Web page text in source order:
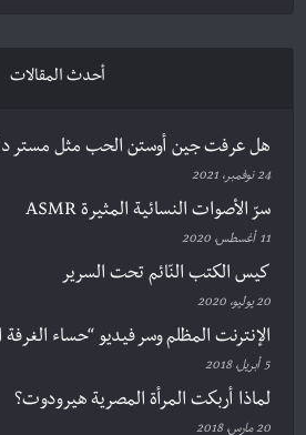
أحدث المقالات
هل عرفت جين أوستن الحب مثل مستر
24 نوفمبر، 2021
سرّ الأصوات النسائية المثيرة ASMR
11 أغسطس، 2020
كيس الكتب النّائم تحت السرير
20 يوليو، 2020
الإنترنت المظلم وسر فيديو “حساء الغرفة
5 أبريل، 2018
لماذا أربكت المرأة المصرية هيرودوت؟
20 مارس، 2018